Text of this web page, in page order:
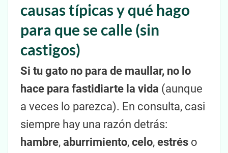
causas típicas y qué hago
para que se calle (sin
castigos)
Si tu gato no para de maullar, no lo
hace para fastidiarte la vida (aunque
a veces lo parezca). En consulta, casi
siempre hay una razón detrás:
hambre, aburrimiento, celo, estrés o